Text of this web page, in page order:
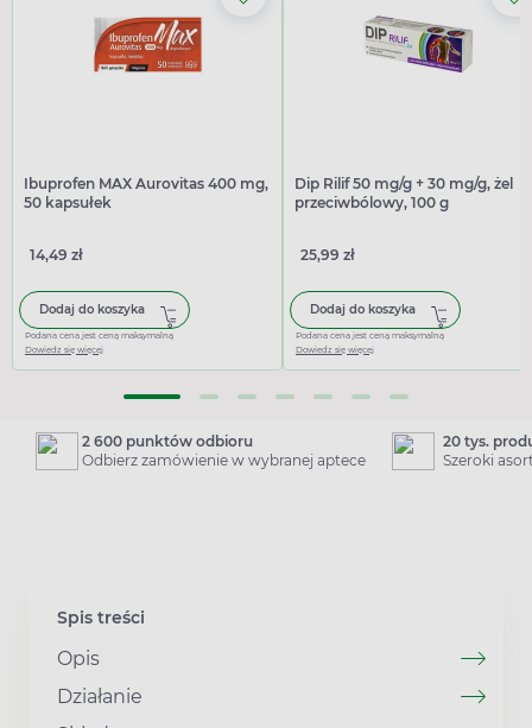
Ibuprofen MAX Aurovitas 400 mg,
50 kapsułek
14,49 zł
Dodaj do koszyka
Podana cena jest ceną maksymalną
Dowiedz się więcej
Dip Rilif 50 mg/g + 30 mg/g, żel
przeciwbólowy, 100 g
25,99 zł
Dodaj do koszyka
Podana cena jest ceną maksymalną
Dowiedz się więcej
2 600 punktów odbioru
Odbierz zamówienie w wybranej aptece
20 tys.
Szeroki
Spis treści
Opis
Działanie